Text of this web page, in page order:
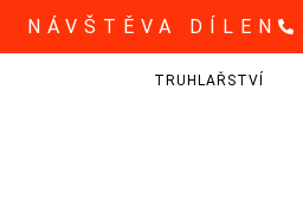
NÁVŠTĚVA DÍLEN
TRUHLAŘSTVÍ